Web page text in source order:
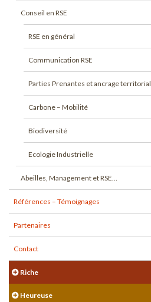
Conseil en RSE
RSE en général
Communication RSE
Parties Prenantes et ancrage territorial
Carbone – Mobilité
Biodiversité
Ecologie Industrielle
Abeilles, Management et RSE…
Références – Témoignages
Partenaires
Contact
Riche
Heureuse